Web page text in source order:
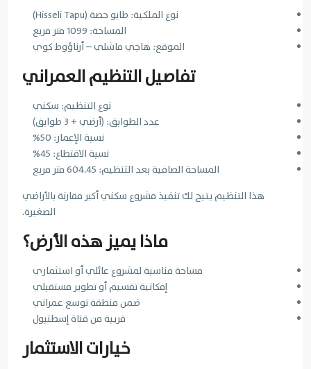
نوع الملكية: طابو حصة (Hisseli Tapu)
المساحة: 1099 متر مربع
الموقع: هاجي ماشلي – أرناؤوط كوي
تفاصيل التنظيم العمراني
نوع التنظيم: سكني
عدد الطوابق: (أرضي + 3 طوابق)
نسبة الإعمار: 50%
نسبة الاقتطاع: 45%
المساحة الصافية بعد التنظيم: 604.45 متر مربع
هذا التنظيم يتيح لك تنفيذ مشروع سكني أكبر مقارنة بالأراضي
الصغيرة.
ماذا يميز هذه الأرض؟
مساحة مناسبة لمشروع عائلي أو استثماري
إمكانية تقسيم أو تطوير مستقبلي
ضمن منطقة توسع عمراني
قريبة من قناة إسطنبول
خيارات الاستثمار